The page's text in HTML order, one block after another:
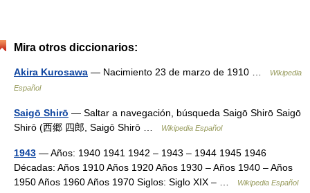
Mira otros diccionarios:
Akira Kurosawa — Nacimiento 23 de marzo de 1910 …
Wikipedia
Español
Saigō Shirō — Saltar a navegación, búsqueda Saigō Shirō Saigō
Shirō (西郷 四郎, Saigō Shirō …
Wikipedia Español
1943 — Años: 1940 1941 1942 – 1943 – 1944 1945 1946
Décadas: Años 1910 Años 1920 Años 1930 – Años 1940 – Años
1950 Años 1960 Años 1970 Siglos: Siglo XIX – …
Wikipedia Español